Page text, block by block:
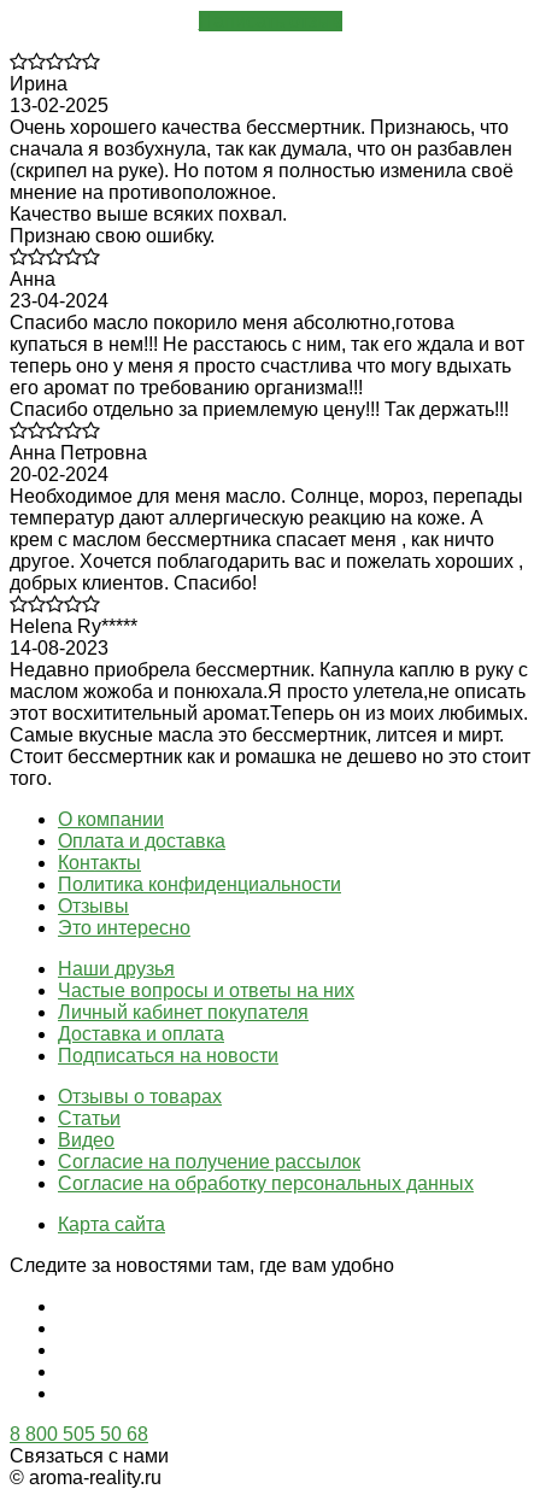
Ирина
13-02-2025
Очень хорошего качества бессмертник. Признаюсь, что
сначала я возбухнула, так как думала, что он разбавлен
(скрипел на руке). Но потом я полностью изменила своё
мнение на противоположное.
Качество выше всяких похвал.
Признаю свою ошибку.
Анна
23-04-2024
Спасибо масло покорило меня абсолютно,готова
купаться в нем!!! Не расстаюсь с ним, так его ждала и вот
теперь оно у меня я просто счастлива что могу вдыхать
его аромат по требованию организма!!!
Спасибо отдельно за приемлемую цену!!! Так держать!!!
Анна Петровна
20-02-2024
Необходимое для меня масло. Солнце, мороз, перепады
температур дают аллергическую реакцию на коже. А
крем с маслом бессмертника спасает меня , как ничто
другое. Хочется поблагодарить вас и пожелать хороших ,
добрых клиентов. Спасибо!
Helena Ry*****
14-08-2023
Недавно приобрела бессмертник. Капнула каплю в руку с
маслом жожоба и понюхала.Я просто улетела,не описать
этот восхитительный аромат.Теперь он из моих любимых.
Самые вкусные масла это бессмертник, литсея и мирт.
Стоит бессмертник как и ромашка не дешево но это стоит
того.
О компании
Оплата и доставка
Контакты
Политика конфиденциальности
Отзывы
Это интересно
Наши друзья
Частые вопросы и ответы на них
Личный кабинет покупателя
Доставка и оплата
Подписаться на новости
Отзывы о товарах
Статьи
Видео
Согласие на получение рассылок
Согласие на обработку персональных данных
Карта сайта
Следите за новостями там, где вам удобно
8 800 505 50 68
Связаться с нами
© aroma-reality.ru